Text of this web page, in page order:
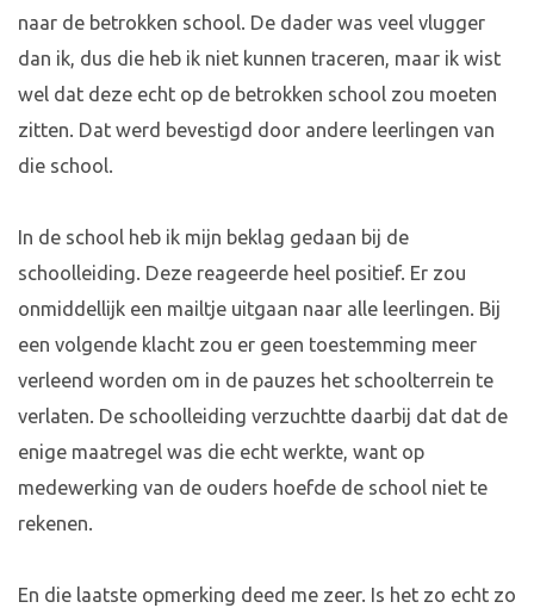
naar de betrokken school. De dader was veel vlugger
dan ik, dus die heb ik niet kunnen traceren, maar ik wist
wel dat deze echt op de betrokken school zou moeten
zitten. Dat werd bevestigd door andere leerlingen van
die school.
In de school heb ik mijn beklag gedaan bij de
schoolleiding. Deze reageerde heel positief. Er zou
onmiddellijk een mailtje uitgaan naar alle leerlingen. Bij
een volgende klacht zou er geen toestemming meer
verleend worden om in de pauzes het schoolterrein te
verlaten. De schoolleiding verzuchtte daarbij dat dat de
enige maatregel was die echt werkte, want op
medewerking van de ouders hoefde de school niet te
rekenen.
En die laatste opmerking deed me zeer. Is het zo echt zo